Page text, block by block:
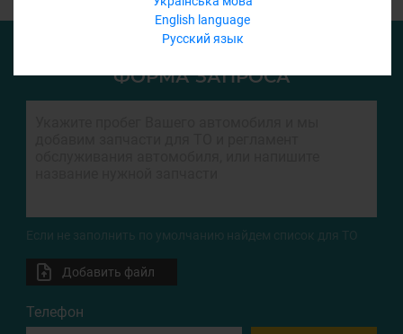
English language
Русский язык
ФОРМА ЗАПРОСА
Если не заполнить по умолчанию найдем список для ТО
Добавить файл
Телефон